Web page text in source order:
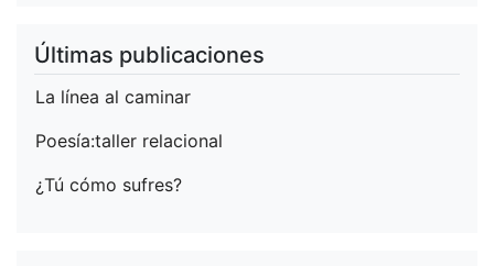
Últimas publicaciones
La línea al caminar
Poesía:taller relacional
¿Tú cómo sufres?